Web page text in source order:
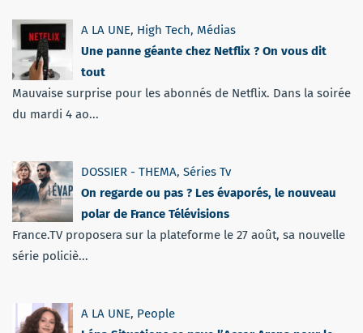
A LA UNE, High Tech, Médias
Une panne géante chez Netflix ? On vous dit
tout
Mauvaise surprise pour les abonnés de Netflix. Dans la soirée
du mardi 4 ao...
DOSSIER - THEMA, Séries Tv
On regarde ou pas ? Les évaporés, le nouveau
polar de France Télévisions
France.TV proposera sur la plateforme le 27 août, sa nouvelle
série policiè...
A LA UNE, People